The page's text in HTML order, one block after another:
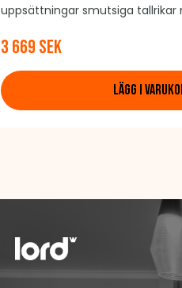
uppsättningar smutsiga tallrikar
3 669 SEK
LÄGG I